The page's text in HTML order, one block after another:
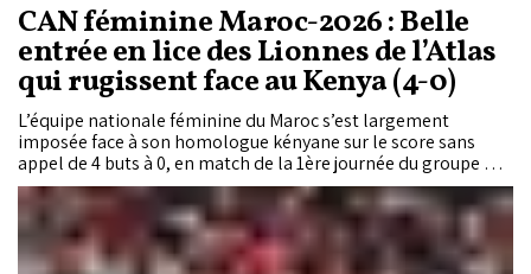
CAN féminine Maroc-2026 : Belle
entrée en lice des Lionnes de l’Atlas
qui rugissent face au Kenya (4-0)
L’équipe nationale féminine du Maroc s’est largement
imposée face à son homologue kényane sur le score sans
appel de 4 buts à 0, en match de la 1ère journée du groupe A
de la Coupe d’Afrique des nations féminine Maroc-2026,
disputé dimanche soir au Stade Moulay El Hassan à Rabat.